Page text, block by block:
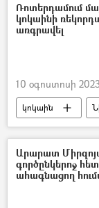
Ռոտերդամում
կոկաինի
առգրավել
10 օգոստոսի
կոկաին
Արարատ
գործընկերոջ
ահագնացող